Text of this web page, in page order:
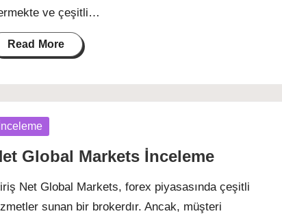
ve çeşitli…
Read More
İnceleme
Global Markets İnceleme
Net Global Markets, forex piyasasında çeşitli
sunan bir brokerdır. Ancak, müşteri